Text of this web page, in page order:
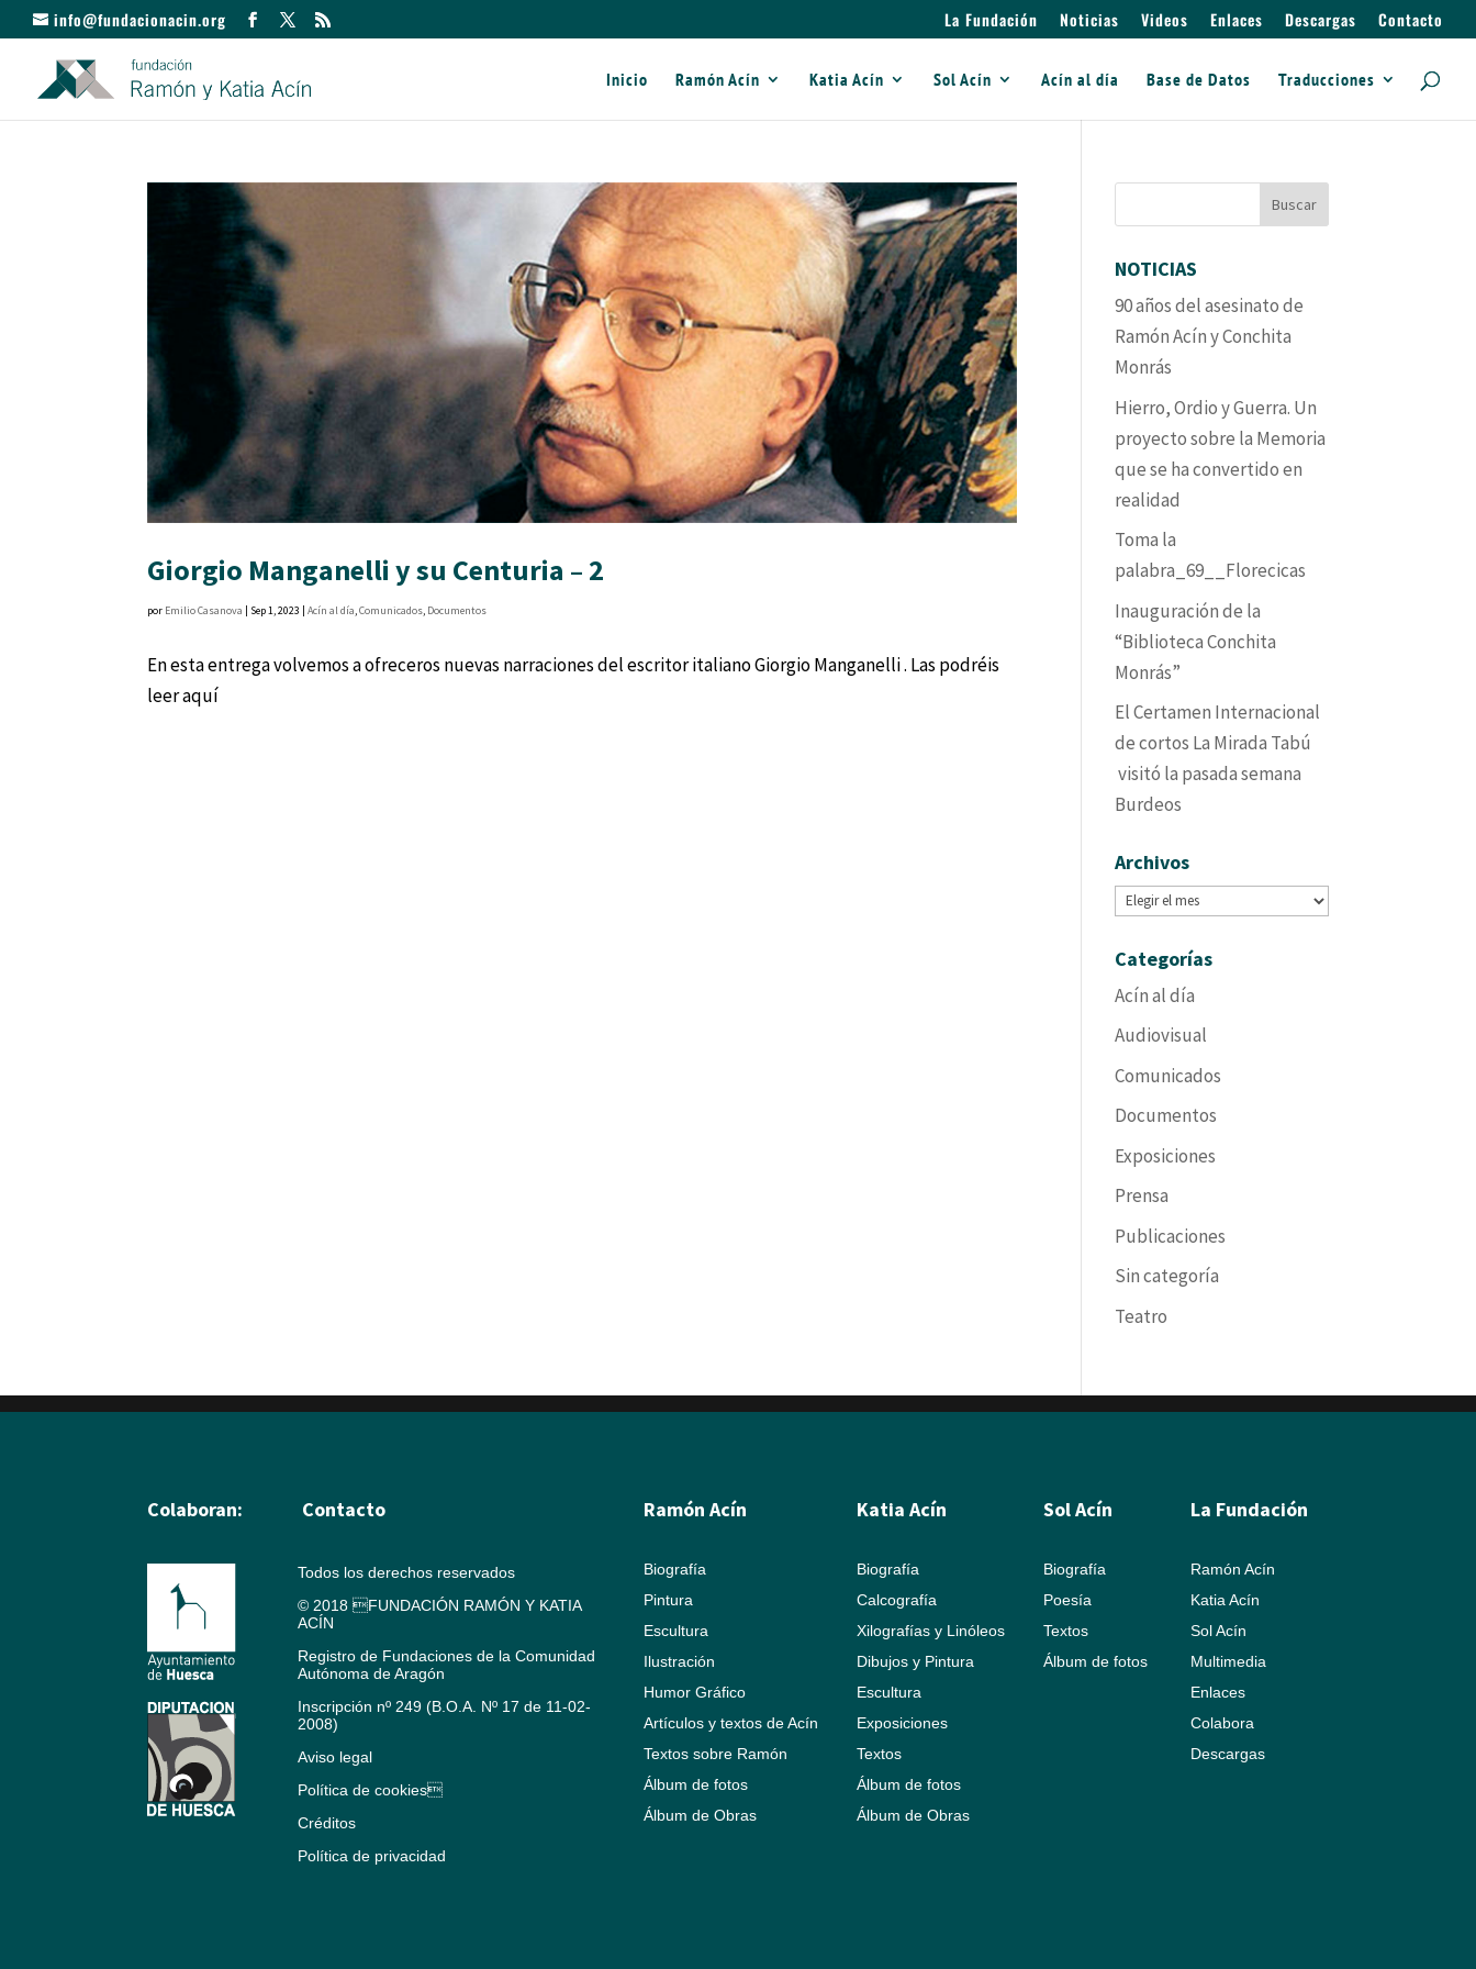
info@fundacionacin.org La Fundación Noticias Videos Enlaces Descargas Contacto
Inicio Ramón Acín Katia Acín Sol Acín Acín al día Base de Datos Traducciones
Giorgio Manganelli y su Centuria – 2
por Emilio Casanova Sep 1, 2023 |Acín al día,Comunicados, Documentos
En esta entrega volvemos a ofreceros nuevas narraciones del escritor italiano Giorgio Manganelli . Las podréis
leer aquí
NOTICIAS
90 años del asesinato de
Ramón Acín y Conchita
Monrás
Hierro, Ordio y Guerra. Un
proyecto sobre la Memoria
que se ha convertido en
realidad
Toma la
palabra_69__Florecicas
Inauguración de la
“Biblioteca Conchita
Monrás”
El Certamen Internacional
de cortos La Mirada Tabú
visitó la pasada semana
Burdeos
Archivos
Archivos
Categorías
Acín al día
Audiovisual
Comunicados
Documentos
Exposiciones
Prensa
Publicaciones
Sin categoría
Teatro
Colaboran: Contacto
Todos los derechos reservados
© 2018 FUNDACIÓN RAMÓN Y KATIA
ACÍN
Registro de Fundaciones de la Comunidad
Autónoma de Aragón
Inscripción nº 249 (B.O.A. Nº 17 de 11-02-
2008)
Aviso legal
Política de cookies
Créditos
Política de privacidad
Ramón Acín
Biografía
Pintura
Escultura
Ilustración
Humor Gráfico
Artículos y textos de Acín
Textos sobre Ramón
Álbum de fotos
Álbum de Obras
Katia Acín
Biografía
Calcografía
Xilografías y Linóleos
Dibujos y Pintura
Escultura
Exposiciones
Textos
Álbum de fotos
Álbum de Obras
Sol Acín
Biografía
Poesía
Textos
Álbum de fotos
La Fundación
Ramón Acín
Katia Acín
Sol Acín
Multimedia
Enlaces
Colabora
Descargas